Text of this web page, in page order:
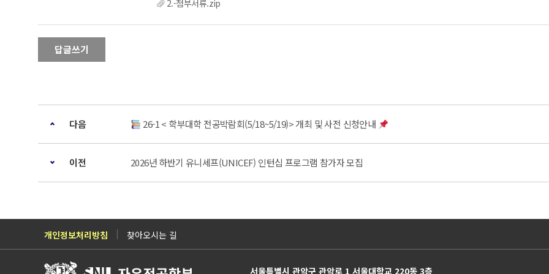
2.-첨부서류.zip
답글쓰기
다음 26-1 < 학부대학 전공박람회(5/18~5/19)> 개최 및 사전 신청안내
이전 2026년 하반기 유니세프(UNICEF) 인턴십 프로그램 참가자 모집
개인정보처리방침 찾아오시는 길
서울특별시 관악구 관악로 1 서울대학교 220동 3층